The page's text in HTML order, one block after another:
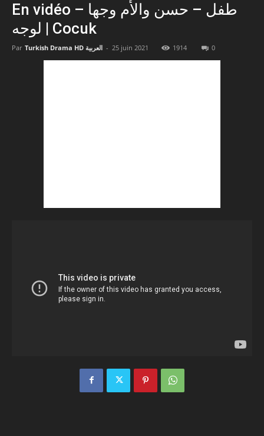
En vidéo – طفل – حسن والأم وجها
لوجه | Cocuk
Par Turkish Drama HD العربية - 25 juin 2021 1914 0